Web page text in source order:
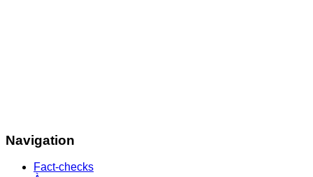
Navigation
Fact-checks